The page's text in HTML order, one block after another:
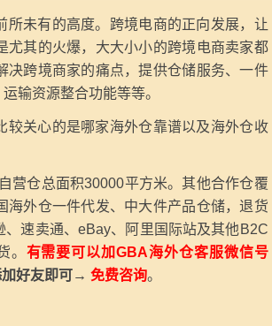
未有的高度。跨境电商的正向发展，让
尤其的火爆，大大小小的跨境电商卖家都
决跨境商家的痛点，提供仓储服务、一件
输资源整合功能等等。
较关心的是哪家海外仓靠谱以及海外仓收
营仓总面积30000平方米。其他合作仓覆
海外仓一件代发、中大件产品仓储，退货
速卖通、eBay、阿里国际站及其他B2C
。 有需要可以加GBA海外仓客服微信号
好友即可→ 免费咨询。